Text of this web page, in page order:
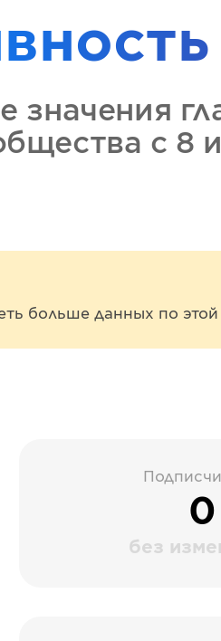
значения
с 8
больше данных по этой
0
без